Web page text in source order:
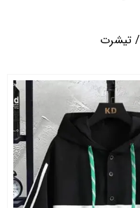
/ تیشرت